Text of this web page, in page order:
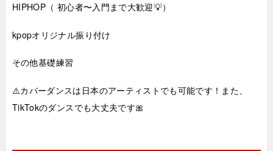
HIPHOP（ 初心者〜入門まで大歓迎💡）
kpopオリジナル振り付け
その他基礎練習
⚠️カバーダンスは日本のアーティストでも可能です！また、
TikTokのダンスでも大丈夫です🎀